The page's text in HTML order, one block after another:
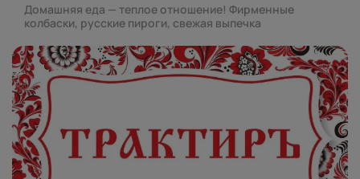
Домашняя еда — теплое отношение! Фирменные
колбаски, русские пироги, свежая выпечка